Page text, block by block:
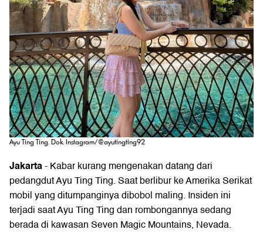
Ayu Ting Ting. Dok. Instagram/@ayutingting92
Jakarta- Kabar kurang mengenakan datang dari
pedangdut Ayu Ting Ting. Saat berlibur ke Amerika Serikat
mobil yang ditumpanginya dibobol maling. Insiden ini
terjadi saat Ayu Ting Ting dan rombongannya sedang
berada di kawasan Seven Magic Mountains, Nevada.